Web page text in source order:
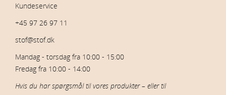
Kundeservice
+45 97 26 97 11
stof@stof.dk
Mandag - torsdag fra 10:00 - 15:00
Fredag fra 10:00 - 14:00
Hvis du har spørgsmål til vores produkter – eller til